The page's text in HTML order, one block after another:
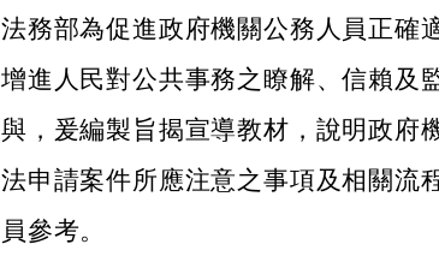
法務部為促進政府機關公務人員正確
增進人民對公共事務之瞭解、信賴及
與，爰編製旨揭宣導教材，說明政府
法申請案件所應注意之事項及相關流
員參考。